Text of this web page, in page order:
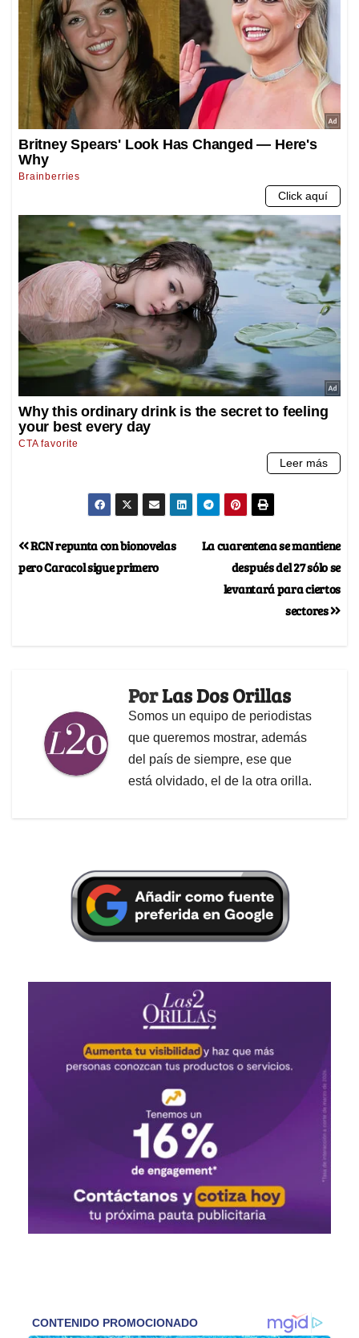
La cuarentena se mantiene
después del 27 sólo se
levantará para ciertos
sectores
RCN repunta con bionovelas
pero Caracol sigue primero
PorLas Dos Orillas
Somos un equipo de periodistas
que queremos mostrar, además
del país de siempre, ese que
está olvidado, el de la otra orilla.